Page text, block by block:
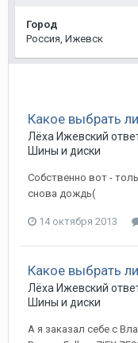
Город
Россия, Ижевск
Какое выбрать
Лёха Ижевский
Шины и диски
Собственно вот -
снова дождь(
14 октября 2013
Какое выбрать
Лёха Ижевский
Шины и диски
А я заказал себе с